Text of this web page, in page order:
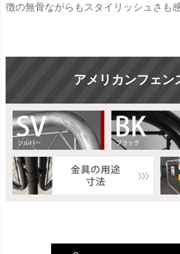
徴の無骨ながらもスタイリッシュさも
アメリカンフェン